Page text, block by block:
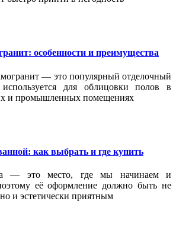
особенности и преимущества
— это популярный отделочный
для облицовки полов в
и промышленных помещениях
как выбрать и где купить
— это место, где мы начинаем и
её оформление должно быть не
и эстетически приятным